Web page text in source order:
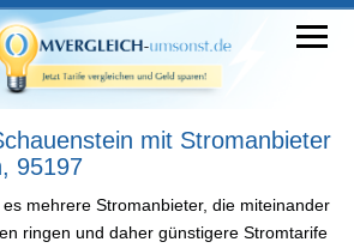
mit Stromanbieter
95197
es mehrere Stromanbieter, die miteinander
ringen und daher günstigere Stromtarife